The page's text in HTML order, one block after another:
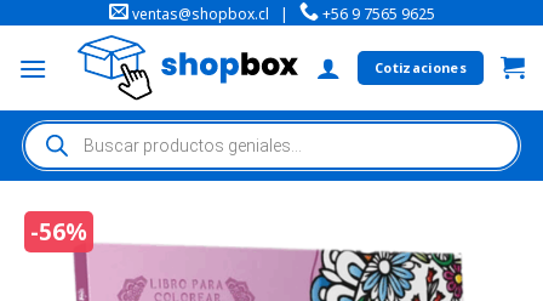
ventas@shopbox.cl | +56 9 7565 9625
Cotizaciones
-56%